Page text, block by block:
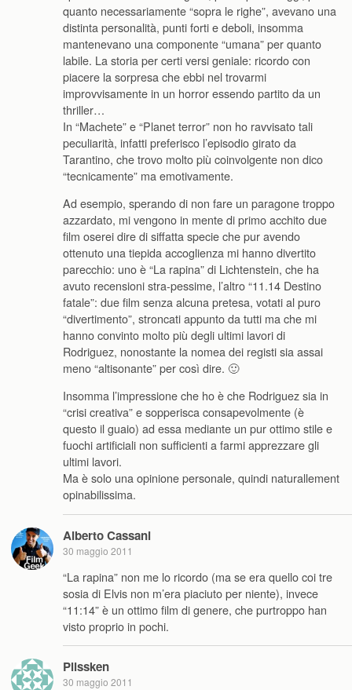
quanto necessariamente “sopra le righe”, avevano una
distinta personalità, punti forti e deboli, insomma
mantenevano una componente “umana” per quanto
labile. La storia per certi versi geniale: ricordo con
piacere la sorpresa che ebbi nel trovarmi
improvvisamente in un horror essendo partito da un
thriller…
In “Machete” e “Planet terror” non ho ravvisato tali
peculiarità, infatti preferisco l’episodio girato da
Tarantino, che trovo molto più coinvolgente non dico
“tecnicamente” ma emotivamente.
Ad esempio, sperando di non fare un paragone troppo
azzardato, mi vengono in mente di primo acchito due
film oserei dire di siffatta specie che pur avendo
ottenuto una tiepida accoglienza mi hanno divertito
parecchio: uno è “La rapina” di Lichtenstein, che ha
avuto recensioni stra-pessime, l’altro “11.14 Destino
fatale”: due film senza alcuna pretesa, votati al puro
“divertimento”, stroncati appunto da tutti ma che mi
hanno convinto molto più degli ultimi lavori di
Rodriguez, nonostante la nomea dei registi sia assai
meno “altisonante” per così dire. 🙂
Insomma l’impressione che ho è che Rodriguez sia in
“crisi creativa” e sopperisca consapevolmente (è
questo il guaio) ad essa mediante un pur ottimo stile e
fuochi artificiali non sufficienti a farmi apprezzare gli
ultimi lavori.
Ma è solo una opinione personale, quindi naturallement
opinabilissima.
Alberto Cassani
30 maggio 2011
“La rapina” non me lo ricordo (ma se era quello coi tre
sosia di Elvis non m’era piaciuto per niente), invece
“11:14” è un ottimo film di genere, che purtroppo han
visto proprio in pochi.
Plissken
30 maggio 2011